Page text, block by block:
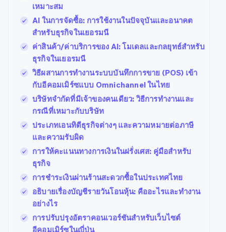
เพิ่มเติม
Product roadmap
ดูสิ่งที่กำลังจะมาถึง
Radar
การป้องกันการฉ้อโกง
Atlas
การก่อตั้งบริษัทสตาร์ทอัพ
การขจัดคาร์บอน
Stripe Sessions 2026
ดูว่า Stripe กำลังสร้างโครงสร้างพื้นฐานระบบเศรษฐกิจสำหรับ
AI อย่างไร
รับชมเลย
บริการเฉพาะทาง
ภาครัฐ
ธุรกิจค้าปลีก
ระบบนิเวศ
พาร์ทเนอร์
Stripe App
Marketplace
สถานะ API
เหมาะสม
AI ในการจัดซื้อ: การใช้งานในปัจจุบันและอนาคต
สำหรับธุรกิจในเยอรมนี
ค่าสินค้า/ค่าบริการของ AI: โมเดลและกลยุทธ์สำหรับ
ธุรกิจในเยอรมนี
วิธีผสานการทำงานระบบบันทึกการขาย (POS) เข้า
กับอีคอมเมิร์ซแบบ Omnichannel ในไทย
บริษัทจำกัดที่มีเจ้าของคนเดียว: วิธีการทำงานและ
กรณีที่เหมาะกับบริษัท
ประเภทเอนทิตีธุรกิจต่างๆ และความหมายต่อภาษี
และความรับผิด
การให้คะแนนทางการเงินในฝรั่งเศส: คู่มือสำหรับ
ธุรกิจ
การชำระเงินผ่านร้านสะดวกซื้อในประเทศไทย
อธิบายเรื่องบัญชีรายวันโอนหุ้น: คืออะไรและทำงาน
อย่างไร
การปรับปรุงอัตราคอนเวอร์ชันสำหรับเว็บไซต์
อีคอมเมิร์ซในญี่ปุ่น